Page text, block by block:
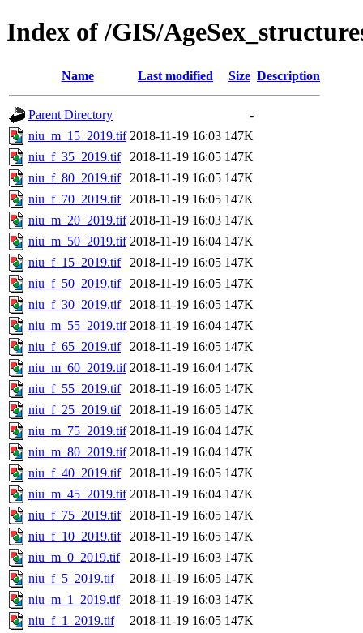
Index of /GIS/
Name Last modified Size Description
Parent Directory
-
niu_m_15_2019.tif 2018-11-19 16:03 147K
niu_f_35_2019.tif
2018-11-19 16:05 147K
niu_f_80_2019.tif
2018-11-19 16:05 147K
niu_f_70_2019.tif
2018-11-19 16:05 147K
niu_m_20_2019.tif 2018-11-19 16:03 147K
niu_m_50_2019.tif 2018-11-19 16:04 147K
niu_f_15_2019.tif
2018-11-19 16:05 147K
niu_f_50_2019.tif
2018-11-19 16:05 147K
niu_f_30_2019.tif
2018-11-19 16:05 147K
niu_m_55_2019.tif 2018-11-19 16:04 147K
niu_f_65_2019.tif
2018-11-19 16:05 147K
niu_m_60_2019.tif 2018-11-19 16:04 147K
niu_f_55_2019.tif
2018-11-19 16:05 147K
niu_f_25_2019.tif
2018-11-19 16:05 147K
niu_m_75_2019.tif 2018-11-19 16:04 147K
niu_m_80_2019.tif 2018-11-19 16:04 147K
niu_f_40_2019.tif
2018-11-19 16:05 147K
niu_m_45_2019.tif 2018-11-19 16:04 147K
niu_f_75_2019.tif
2018-11-19 16:05 147K
niu_f_10_2019.tif
2018-11-19 16:05 147K
niu_m_0_2019.tif
2018-11-19 16:03 147K
niu_f_5_2019.tif
2018-11-19 16:05 147K
niu_m_1_2019.tif
2018-11-19 16:03 147K
niu_f_1_2019.tif
2018-11-19 16:05 147K